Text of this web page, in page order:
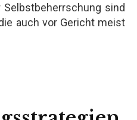
sind
auch vor Gericht meist